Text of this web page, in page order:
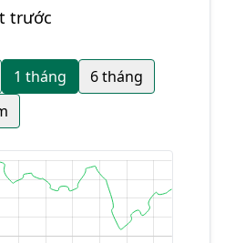
trước
1 tháng
6 tháng